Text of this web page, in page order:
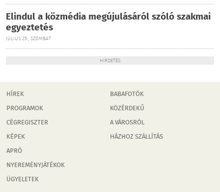
Elindul a közmédia megújulásáról szóló szakmai
egyeztetés
JÚLIUS 25., SZOMBAT
HIRDETÉS
HÍREK
PROGRAMOK
CÉGREGISZTER
KÉPEK
APRÓ
NYEREMÉNYJÁTÉKOK
ÜGYELETEK
BABAFOTÓK
KÖZÉRDEKŰ
A VÁROSRÓL
HÁZHOZ SZÁLLÍTÁS